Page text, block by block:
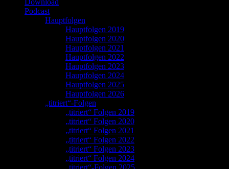
Download
Podcast
Hauptfolgen
Hauptfolgen 2019
Hauptfolgen 2020
Hauptfolgen 2021
Hauptfolgen 2022
Hauptfolgen 2023
Hauptfolgen 2024
Hauptfolgen 2025
Hauptfolgen 2026
„titriert“-Folgen
„titriert“ Folgen 2019
„titriert“ Folgen 2020
„titriert“ Folgen 2021
„titriert“ Folgen 2022
„titriert“ Folgen 2023
„titriert“ Folgen 2024
„titriert“-Folgen 2025